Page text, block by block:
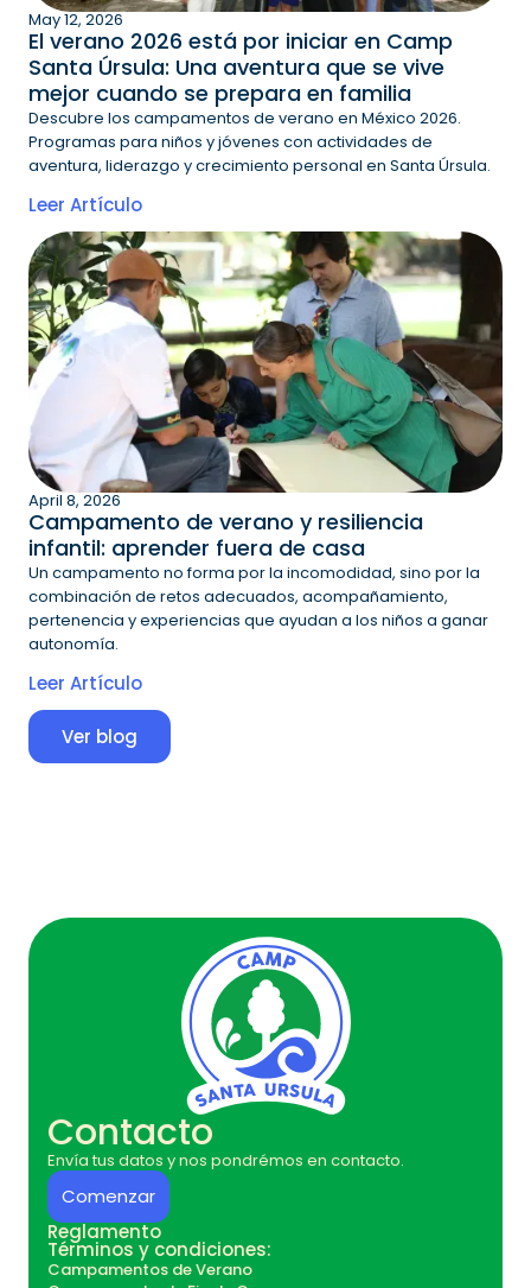
May 12, 2026
El verano 2026 está por iniciar en Camp
Santa Úrsula: Una aventura que se vive
mejor cuando se prepara en familia
Descubre los campamentos de verano en México 2026.
Programas para niños y jóvenes con actividades de
aventura, liderazgo y crecimiento personal en Santa Úrsula.
Leer Artículo
April 8, 2026
Campamento de verano y resiliencia
infantil: aprender fuera de casa
Un campamento no forma por la incomodidad, sino por la
combinación de retos adecuados, acompañamiento,
pertenencia y experiencias que ayudan a los niños a ganar
autonomía.
Leer Artículo
Ver blog
Contacto
Envía tus datos y nos pondrémos en contacto.
Comenzar
Reglamento
Términos y condiciones:
Campamentos de Verano